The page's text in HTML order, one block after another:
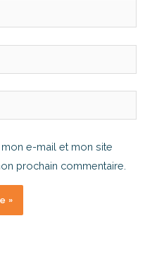
e-mail et mon site
prochain commentaire.